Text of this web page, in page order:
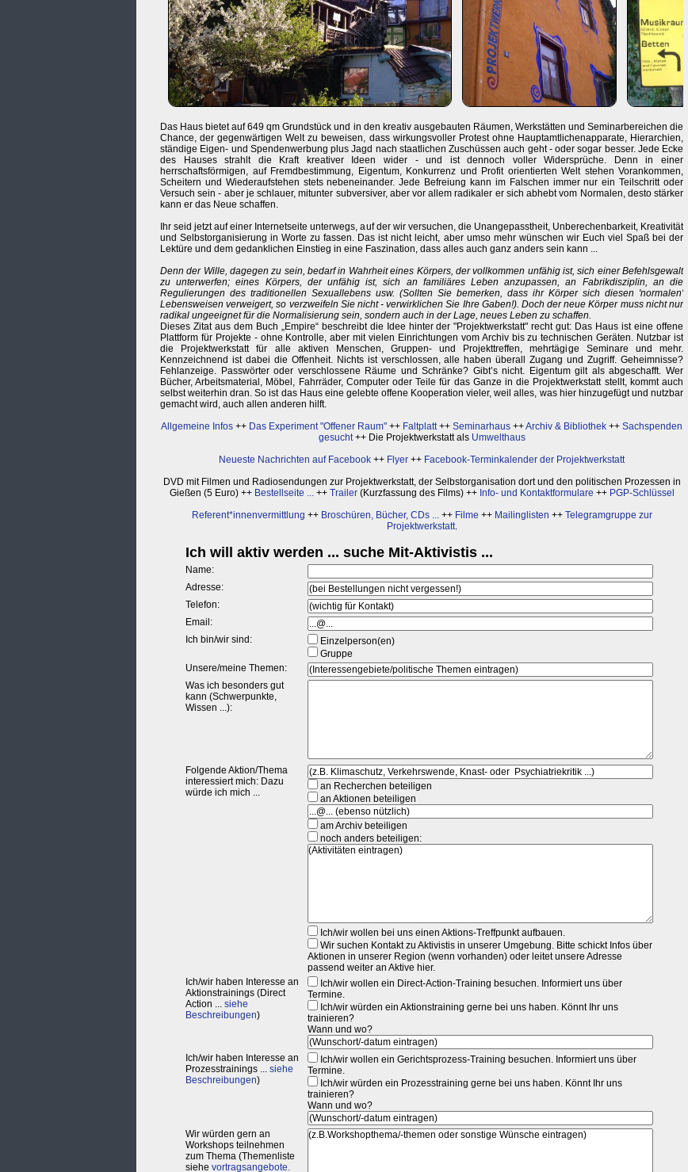
Das Haus bietet auf 649 qm Grundstück und in den kreativ ausgebauten Räumen, Werkstätten und Seminarbereichen die
Chance, der gegenwärtigen Welt zu beweisen, dass wirkungsvoller Protest ohne Hauptamtlichenapparate, Hierarchien,
ständige Eigen- und Spendenwerbung plus Jagd nach staatlichen Zuschüssen auch geht - oder sogar besser. Jede Ecke
des Hauses strahlt die Kraft kreativer Ideen wider - und ist dennoch voller Widersprüche. Denn in einer
herrschaftsförmigen, auf Fremdbestimmung, Eigentum, Konkurrenz und Profit orientierten Welt stehen Vorankommen,
Scheitern und Wiederaufstehen stets nebeneinander. Jede Befreiung kann im Falschen immer nur ein Teilschritt oder
Versuch sein - aber je schlauer, mitunter subversiver, aber vor allem radikaler er sich abhebt vom Normalen, desto stärker
kann er das Neue schaffen.
Ihr seid jetzt auf einer Internetseite unterwegs, auf der wir versuchen, die Unangepasstheit, Unberechenbarkeit, Kreativität
und Selbstorganisierung in Worte zu fassen. Das ist nicht leicht, aber umso mehr wünschen wir Euch viel Spaß bei der
Lektüre und dem gedanklichen Einstieg in eine Faszination, dass alles auch ganz anders sein kann ...
Denn der Wille, dagegen zu sein, bedarf in Wahrheit eines Körpers, der vollkommen unfähig ist, sich einer Befehlsgewalt
zu unterwerfen; eines Körpers, der unfähig ist, sich an familiäres Leben anzupassen, an Fabrikdisziplin, an die
Regulierungen des traditionellen Sexuallebens usw. (Sollten Sie bemerken, dass ihr Körper sich diesen 'normalen'
Lebensweisen verweigert, so verzweifeln Sie nicht - verwirklichen Sie Ihre Gaben!). Doch der neue Körper muss nicht nur
radikal ungeeignet für die Normalisierung sein, sondern auch in der Lage, neues Leben zu schaffen.
Dieses Zitat aus dem Buch „Empire“ beschreibt die Idee hinter der "Projektwerkstatt" recht gut: Das Haus ist eine offene
Plattform für Projekte - ohne Kontrolle, aber mit vielen Einrichtungen vom Archiv bis zu technischen Geräten. Nutzbar ist
die Projektwerkstatt für alle aktiven Menschen, Gruppen- und Projekttreffen, mehrtägige Seminare und mehr.
Kennzeichnend ist dabei die Offenheit. Nichts ist verschlossen, alle haben überall Zugang und Zugriff. Geheimnisse?
Fehlanzeige. Passwörter oder verschlossene Räume und Schränke? Gibt’s nicht. Eigentum gilt als abgeschafft. Wer
Bücher, Arbeitsmaterial, Möbel, Fahrräder, Computer oder Teile für das Ganze in die Projektwerkstatt stellt, kommt auch
selbst weiterhin dran. So ist das Haus eine gelebte offene Kooperation vieler, weil alles, was hier hinzugefügt und nutzbar
gemacht wird, auch allen anderen hilft.
Allgemeine Infos ++ Das Experiment "Offener Raum" ++ Faltplatt++ Seminarhaus ++Archiv & Bibliothek ++ Sachspenden
gesucht++ Die Projektwerkstatt als Umwelthaus
Neueste Nachrichten auf Facebook ++ Flyer ++ Facebook-Terminkalender der Projektwerkstatt
DVD mit Filmen und Radiosendungen zur Projektwerkstatt, der Selbstorganisation dort und den politischen Prozessen in
Gießen (5 Euro) ++ Bestellseite ...++ Trailer(Kurzfassung des Films) ++ Info- und Kontaktformulare ++ PGP-Schlüssel
Referent*innenvermittlung ++ Broschüren, Bücher, CDs ...++ Filme ++ Mailinglisten ++ Telegramgruppe zur
Projektwerkstatt.